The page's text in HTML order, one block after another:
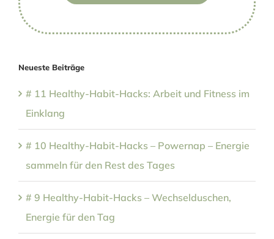
Neueste Beiträge
# 11 Healthy-Habit-Hacks: Arbeit und Fitness im
Einklang
# 10 Healthy-Habit-Hacks – Powernap – Energie
sammeln für den Rest des Tages
# 9 Healthy-Habit-Hacks – Wechselduschen,
Energie für den Tag